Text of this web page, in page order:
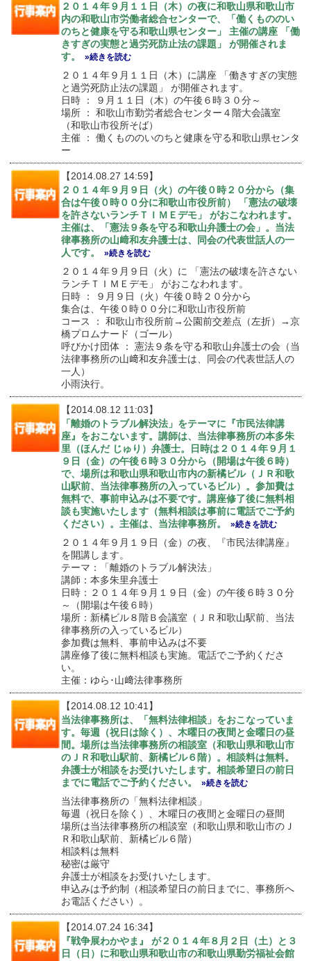
２０１４年９月１１日（木）の夜に和歌山県和歌山市
内の和歌山市労働者総合センターで、「働くもののい
のちと健康を守る和歌山県センター」 主催の講座 「働
きすぎの実態と過労死防止法の課題」 が開催されま
す。
»続きを読む
２０１４年９月１１日（木）に講座 「働きすぎの実態
と過労死防止法の課題」 が開催されます。
日時 ： ９月１１日（木）の午後６時３０分～
場所 ： 和歌山市勤労者総合センター４階大会議室
（和歌山市役所そば）
主催 ： 働くもののいのちと健康を守る和歌山県センタ
ー
【2014.08.27 14:59】
２０１４年９月９日（火）の午後０時２０分から（集
合は午後０時００分に和歌山市役所前） 「憲法の破壊
を許さないランチＴＩＭＥデモ」 がおこなわれます。
主催は、「憲法９条を守る和歌山弁護士の会」。当法
律事務所の山﨑和友弁護士は、同会の代表世話人の一
人です。
»続きを読む
２０１４年９月９日（火）に 「憲法の破壊を許さない
ランチＴＩＭＥデモ」 がおこなわれます。
日時 ： ９月９日（火）午後０時２０分から
集合は、午後０時００分に和歌山市役所前
コース ： 和歌山市役所前→公園前交差点（左折）→京
橋プロムナード（ゴール）
呼びかけ団体 ： 憲法９条を守る和歌山弁護士の会（当
法律事務所の山﨑和友弁護士は、同会の代表世話人の
一人）
小雨決行。
【2014.08.12 11:03】
「離婚のトラブル解決法」をテーマに『市民法律講
座』をおこないます。講師は、当法律事務所の本多朱
里（ほんだ じゅり）弁護士。日時は２０１４年９月１
９日（金）の午後６時３０分から（開場は午後６時）
で、場所は和歌山県和歌山市内の新橘ビル（ＪＲ和歌
山駅前、当法律事務所の入っているビル）。参加費は
無料で、事前申込みは不要です。講座修了後に無料相
談も実施いたします（無料相談は事前に電話でご予約
ください）。主催は、当法律事務所。
»続きを読む
２０１４年９月１９日（金）の夜、『市民法律講座』
を開講します。
テーマ：「離婚のトラブル解決法」
講師：本多朱里弁護士
日時：２０１４年９月１９日（金）の午後６時３０分
～（開場は午後６時）
場所：新橘ビル８階Ｂ会議室（ＪＲ和歌山駅前、当法
律事務所の入っているビル）
参加費は無料、事前申込みは不要
講座修了後に無料相談も実施。電話でご予約くださ
い。
主催：ゆら･山﨑法律事務所
【2014.08.12 10:41】
当法律事務所は、「無料法律相談」をおこなっていま
す。毎週（祝日は除く）、木曜日の夜間と金曜日の昼
間。場所は当法律事務所の相談室（和歌山県和歌山市
のＪＲ和歌山駅前、新橘ビル６階）。相談料は無料。
弁護士が相談をお受けいたします。相談希望日の前日
までに電話でご予約ください。
»続きを読む
当法律事務所の「無料法律相談」
毎週（祝日を除く）、木曜日の夜間と金曜日の昼間
場所は当法律事務所の相談室（和歌山県和歌山市のＪ
Ｒ和歌山駅前、新橘ビル６階）
相談料は無料
秘密は厳守
弁護士が相談をお受けいたします。
申込みは予約制（相談希望日の前日までに、事務所へ
お電話ください）。
【2014.07.24 16:34】
『戦争展わかやま』 が２０１４年８月２日（土）と３
日（日）に和歌山県和歌山市の和歌山県勤労福祉会館